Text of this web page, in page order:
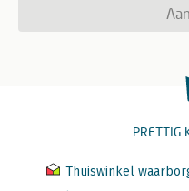
PRETTIG
Thuiswinkel